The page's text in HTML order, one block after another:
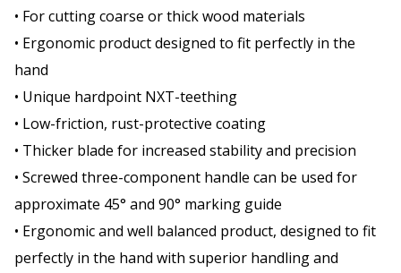
• For cutting coarse or thick wood materials
• Ergonomic product designed to fit perfectly in the
hand
• Unique hardpoint NXT-teething
• Low-friction, rust-protective coating
• Thicker blade for increased stability and precision
• Screwed three-component handle can be used for
approximate 45° and 90° marking guide
• Ergonomic and well balanced product, designed to fit
perfectly in the hand with superior handling and